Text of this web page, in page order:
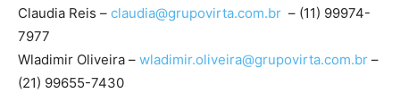
Claudia Reis – claudia@grupovirta.com.br – (11) 99974-
7977
Wladimir Oliveira – wladimir.oliveira@grupovirta.com.br –
(21) 99655-7430